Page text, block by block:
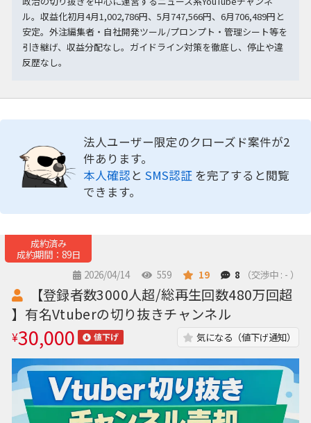
ル。収益化初月4月1,002,786円、5月747,566円、6月706,489円と
安定。外注編集者・自社開発ツール/プロンプト・管理シート等を
引き継げ、収益分配なし。ガイドライン対策を徹底し、停止や違
反歴なし。
法人ユーザー限定のクローズド案件が2
件あります。
本人確認と SMS認証 を完了すると閲覧
できます。
成約済み
成約期間：89日
2026/04/14
559 19 8 （交渉中 : - ）
【登録者数3000人超/総再生回数480万回超
】有名Vtuberの切り抜きチャンネル
¥30,000 値下げ 気になる（値下げ通知）